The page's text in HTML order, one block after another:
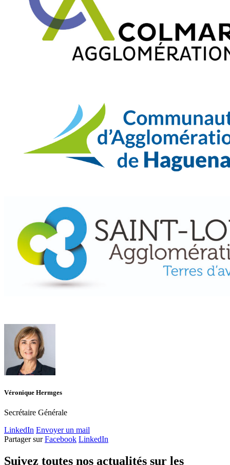
Véronique Hermges
Secrétaire Générale
LinkedIn Envoyer un mail
Partager sur Facebook LinkedIn
Suivez toutes nos actualités sur les